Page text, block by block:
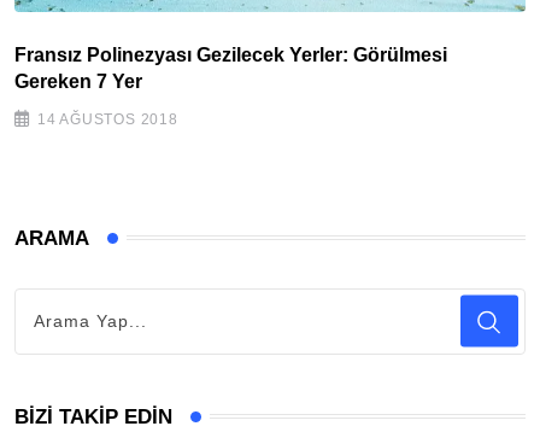
Fransız Polinezyası Gezilecek Yerler: Görülmesi
Gereken 7 Yer
14 AĞUSTOS 2018
ARAMA
BIZI TAKIP EDIN